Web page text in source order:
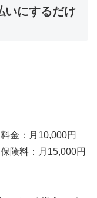
いにするだけ
金：月10,000円
険料：月15,000円